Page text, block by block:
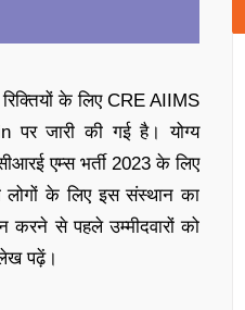
के लिए CRE AIIMS
पर जारी की गई है। योग्य
एम्स भर्ती 2023 के लिए
के लिए इस संस्थान का
से पहले उम्मीदवारों को
पढ़ें।